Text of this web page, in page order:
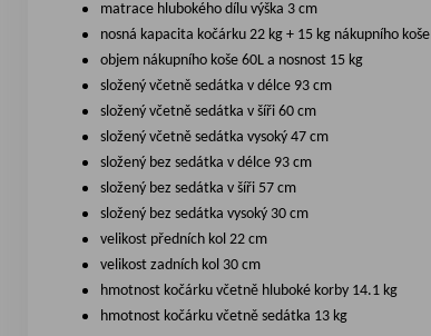
matrace hlubokého dílu výška 3 cm
nosná kapacita kočárku 22 kg + 15 kg nákupního koše
objem nákupního koše 60L a nosnost 15 kg
složený včetně sedátka v délce 93 cm
složený včetně sedátka v šíři 60 cm
složený včetně sedátka vysoký 47 cm
složený bez sedátka v délce 93 cm
složený bez sedátka v šíři 57 cm
složený bez sedátka vysoký 30 cm
velikost předních kol 22 cm
velikost zadních kol 30 cm
hmotnost kočárku včetně hluboké korby 14.1 kg
hmotnost kočárku včetně sedátka 13 kg